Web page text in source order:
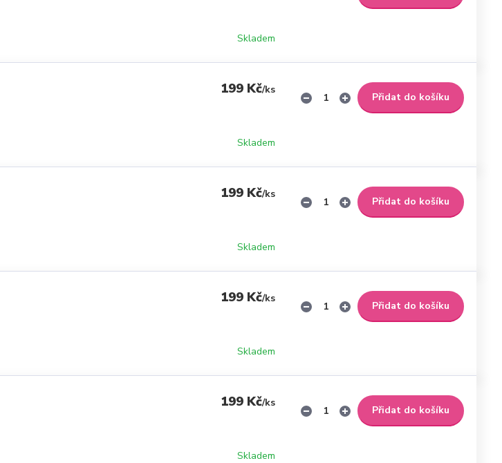
Skladem
199 Kč/ks
Skladem
Přidat do košíku
199 Kč/ks
Skladem
Přidat do košíku
199 Kč/ks
Skladem
Přidat do košíku
199 Kč/ks
Skladem
Přidat do košíku